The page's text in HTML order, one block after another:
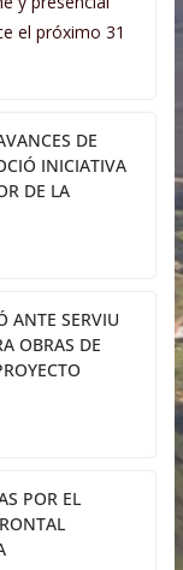
el próximo 31
DE
INICIATIVA
DE LA
ANTE SERVIU
OBRAS DE
POR EL